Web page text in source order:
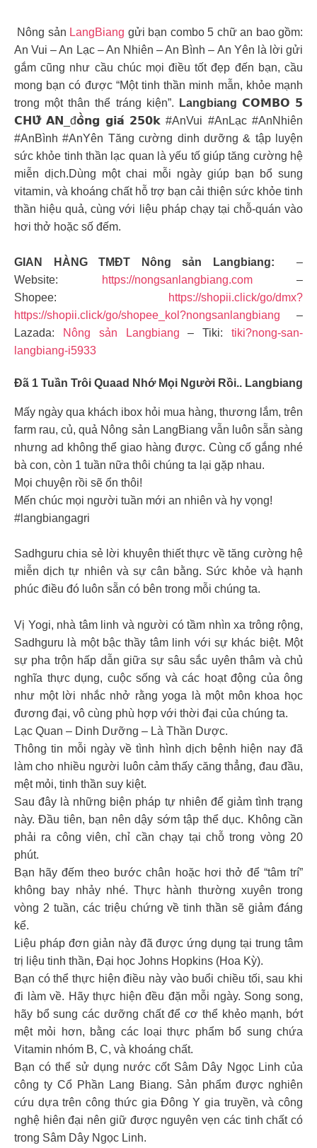
Nông sản LangBiang gửi bạn combo 5 chữ an bao gồm:
An Vui – An Lạc – An Nhiên – An Bình – An Yên là lời gửi
gắm cũng như cầu chúc mọi điều tốt đẹp đến bạn, cầu
mong bạn có được “Một tinh thần minh mẫn, khỏe mạnh
trong một thân thể tráng kiện”.
Langbiang 𝗖𝗢𝗠𝗕𝗢 𝟱
𝗖𝗛𝗨̛̃ 𝗔𝗡_đ𝗼̂̀𝗻𝗴 𝗴𝗶𝗮́ 𝟮𝟱𝟬𝗸 #AnVui #AnLạc #AnNhiên
#AnBình #AnYên Tăng cường dinh dưỡng & tập luyện
sức khỏe tinh thần lạc quan là yếu tố giúp tăng cường hệ
miễn dịch.Dùng một chai mỗi ngày giúp bạn bổ sung
vitamin, và khoáng chất hỗ trợ bạn cải thiện sức khỏe tinh
thần hiệu quả, cùng với liệu pháp chạy tại chỗ-quán vào
hơi thở hoặc số đếm.
GIAN HÀNG TMĐT Nông sản Langbiang:
–
Website:
https://nongsanlangbiang.com –
Shopee:
https://shopii.click/go/dmx?
https://shopii.click/go/shopee_kol?nongsanlangbiang –
Lazada:
Nông sản Langbiang – Tiki:tiki?nong-san-
langbiang-i5933
Đã 1 Tuần Trôi Quaad Nhớ Mọi Người Rồi.. Langbiang
Mấy ngày qua khách ibox hỏi mua hàng, thương lắm, trên
farm rau, củ, quả Nông sản LangBiang vẫn luôn sẵn sàng
nhưng ad không thể giao hàng được. Cùng cố gắng nhé
bà con, còn 1 tuần nữa thôi chúng ta lại gặp nhau.
Mọi chuyện rồi sẽ ổn thôi!
Mến chúc mọi người tuần mới an nhiên và hy vọng!
#langbiangagri
Sadhguru chia sẻ lời khuyên thiết thực về tăng cường hệ
miễn dịch tự nhiên và sự cân bằng. Sức khỏe và hạnh
phúc điều đó luôn sẵn có bên trong mỗi chúng ta.
Vị Yogi, nhà tâm linh và người có tầm nhìn xa trông rộng,
Sadhguru là một bậc thầy tâm linh với sự khác biệt. Một
sự pha trộn hấp dẫn giữa sự sâu sắc uyên thâm và chủ
nghĩa thực dụng, cuộc sống và các hoạt động của ông
như một lời nhắc nhở rằng yoga là một môn khoa học
đương đại, vô cùng phù hợp với thời đại của chúng ta.
Lạc Quan – Dinh Dưỡng – Là Thần Dược.
Thông tin mỗi ngày về tình hình dịch bệnh hiện nay đã
làm cho nhiều người luôn cảm thấy căng thẳng, đau đầu,
mệt mỏi, tinh thần suy kiệt.
Sau đây là những biện pháp tự nhiên để giảm tình trạng
này. Đầu tiên, bạn nên dậy sớm tập thể dục. Không cần
phải ra công viên, chỉ cần chạy tại chỗ trong vòng 20
phút.
Bạn hãy đếm theo bước chân hoặc hơi thở để “tâm trí”
không bay nhảy nhé. Thực hành thường xuyên trong
vòng 2 tuần, các triệu chứng về tinh thần sẽ giảm đáng
kể.
Liệu pháp đơn giản này đã được ứng dụng tại trung tâm
trị liệu tinh thần, Đại học Johns Hopkins (Hoa Kỳ).
Bạn có thể thực hiện điều này vào buổi chiều tối, sau khi
đi làm về. Hãy thực hiện đều đặn mỗi ngày. Song song,
hãy bổ sung các dưỡng chất để cơ thể khẻo mạnh, bớt
mệt mỏi hơn, bằng các loại thực phẩm bổ sung chứa
Vitamin nhóm B, C, và khoáng chất.
Bạn có thể sử dụng nước cốt Sâm Dây Ngọc Linh của
công ty Cổ Phần Lang Biang. Sản phẩm được nghiên
cứu dựa trên công thức gia Đông Y gia truyền, và công
nghệ hiên đại nên giữ được nguyên vẹn các tinh chất có
trong Sâm Dây Ngọc Linh.